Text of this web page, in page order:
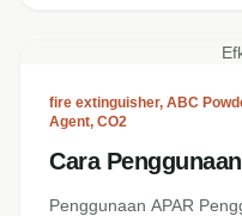
fire extinguisher, ABC
Agent, CO2
Cara
Penggunaan APAR